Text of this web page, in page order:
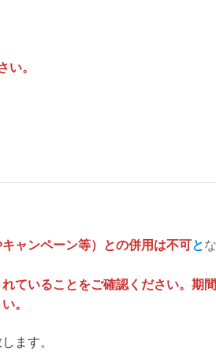
。
ャンペーン等）との併用は不可と
ていることをご確認ください。期
。
ます。